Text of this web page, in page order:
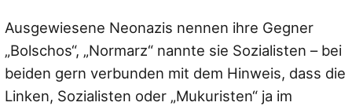
Ausgewiesene Neonazis nennen ihre Gegner
„Bolschos“, „Normarz“ nannte sie Sozialisten – bei
beiden gern verbunden mit dem Hinweis, dass die
Linken, Sozialisten oder „Mukuristen“ ja im